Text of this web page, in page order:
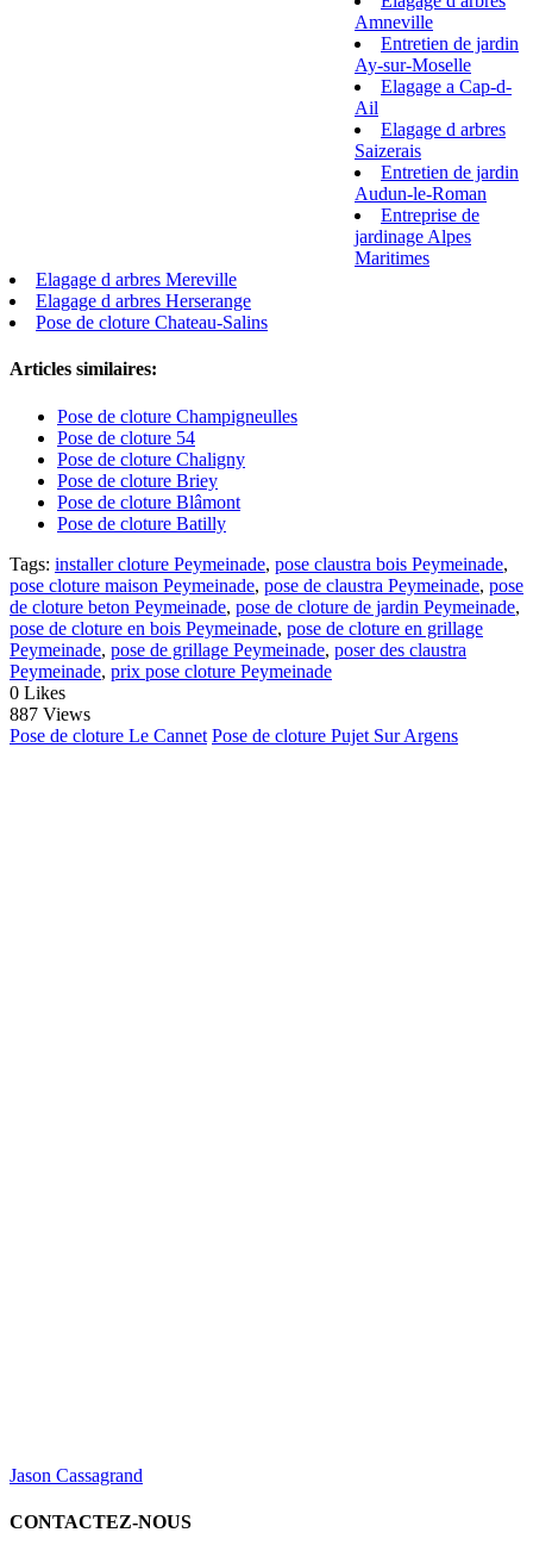
Amneville
Entretien de jardin
Ay-sur-Moselle
Elagage a Cap-d-
Ail
Elagage d arbres
Saizerais
Entretien de jardin
Audun-le-Roman
Entreprise de
jardinage Alpes
Maritimes
Elagage d arbres Mereville
Elagage d arbres Herserange
Pose de cloture Chateau-Salins
Articles similaires:
Pose de cloture Champigneulles
Pose de cloture 54
Pose de cloture Chaligny
Pose de cloture Briey
Pose de cloture Blâmont
Pose de cloture Batilly
Tags: installer cloture Peymeinade, pose claustra bois Peymeinade,
pose cloture maison Peymeinade, pose de claustra Peymeinade, pose
de cloture beton Peymeinade, pose de cloture de jardin Peymeinade,
pose de cloture en bois Peymeinade, pose de cloture en grillage
Peymeinade, pose de grillage Peymeinade, poser des claustra
Peymeinade, prix pose cloture Peymeinade
0 Likes
887 Views
Pose de cloture Le Cannet Pose de cloture Pujet Sur Argens
Jason Cassagrand
CONTACTEZ-NOUS